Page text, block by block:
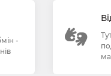
-